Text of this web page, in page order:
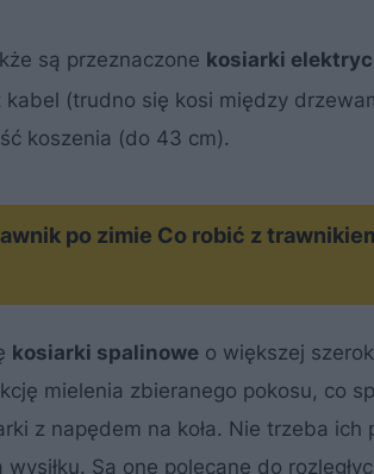
są przeznaczone kosiarki
(trudno się kosi między
koszenia (do 43 cm).
po zimie Co robić z
kosiarki spalinowe o większej
mielenia zbieranego pokosu, co
z napędem na koła. Nie trzeba
Są one polecane do